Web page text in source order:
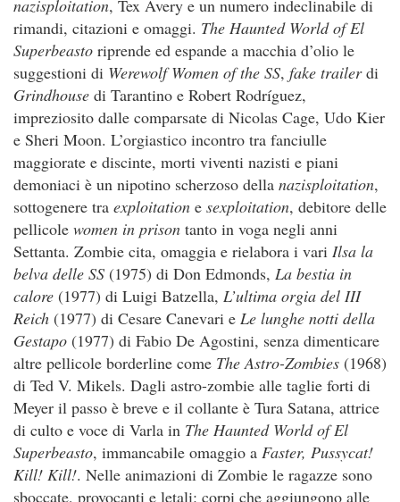
nazisploitation, Tex Avery e un numero indeclinabile di
rimandi, citazioni e omaggi. The Haunted World of El
Superbeasto riprende ed espande a macchia d’olio le
suggestioni di Werewolf Women of the SS, fake trailerdi
Grindhouse di Tarantino e Robert Rodríguez,
impreziosito dalle comparsate di Nicolas Cage, Udo Kier
e Sheri Moon. L’orgiastico incontro tra fanciulle
maggiorate e discinte, morti viventi nazisti e piani
demoniaci è un nipotino scherzoso della nazisploitation,
sottogenere tra exploitation e sexploitation, debitore delle
pellicole women in prison tanto in voga negli anni
Settanta. Zombie cita, omaggia e rielabora i vari Ilsa la
belva delle SS (1975) di Don Edmonds, La bestia in
calore (1977) di Luigi Batzella, L’ultima orgia del III
Reich (1977) di Cesare Canevari e Le lunghe notti della
Gestapo (1977) di Fabio De Agostini, senza dimenticare
altre pellicole borderline come The Astro-Zombies (1968)
di Ted V. Mikels. Dagli astro-zombie alle taglie forti di
Meyer il passo è breve e il collante è Tura Satana, attrice
di culto e voce di Varla in The Haunted World of El
Superbeasto, immancabile omaggio a Faster, Pussycat!
Kill! Kill!. Nelle animazioni di Zombie le ragazze sono
sboccate, provocanti e letali: corpi che aggiungono alle